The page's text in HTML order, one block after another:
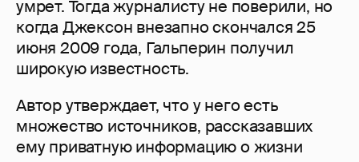
умрет. Тогда журналисту не поверили, но
когда Джексон внезапно скончался 25
июня 2009 года, Гальперин получил
широкую известность.
Автор утверждает, что у него есть
множество источников, рассказавших
ему приватную информацию о жизни